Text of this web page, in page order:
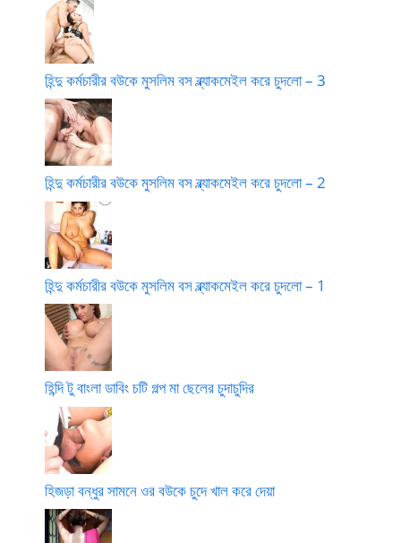
হিন্দু কর্মচারীর বউকে মুসলিম বস ব্ল্যাকমেইল করে চুদলো – 3
হিন্দু কর্মচারীর বউকে মুসলিম বস ব্ল্যাকমেইল করে চুদলো – 2
হিন্দু কর্মচারীর বউকে মুসলিম বস ব্ল্যাকমেইল করে চুদলো – 1
হিন্দি টু বাংলা ডাবিং চটি গল্প মা ছেলের চুদাচুদির
হিজড়া বন্ধুর সামনে ওর বউকে চুদে খাল করে দেয়া